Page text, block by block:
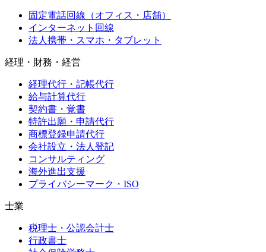
固定電話回線（オフィス・店舗）
インターネット回線
法人携帯・スマホ・タブレット
経理・財務・経営
経理代行・記帳代行
給与計算代行
契約書・覚書
特許出願・申請代行
商標登録申請代行
会社設立・法人登記
コンサルティング
海外進出支援
プライバシーマーク・ISO
士業
税理士・公認会計士
行政書士